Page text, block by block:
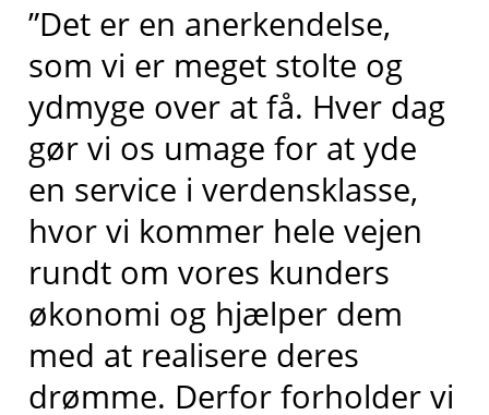
”Det er en anerkendelse,
som vi er meget stolte og
ydmyge over at få. Hver dag
gør vi os umage for at yde
en service i verdensklasse,
hvor vi kommer hele vejen
rundt om vores kunders
økonomi og hjælper dem
med at realisere deres
drømme. Derfor forholder vi